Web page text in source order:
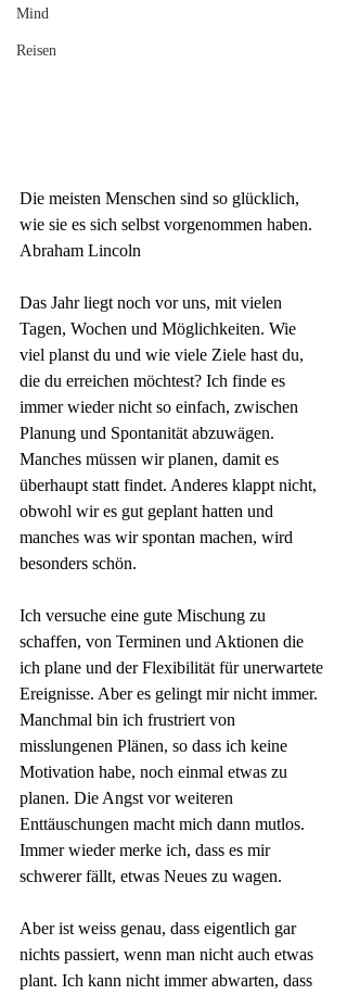
Mind
Reisen
Die meisten Menschen sind so glücklich,
wie sie es sich selbst vorgenommen haben.
Abraham Lincoln
Das Jahr liegt noch vor uns, mit vielen
Tagen, Wochen und Möglichkeiten. Wie
viel planst du und wie viele Ziele hast du,
die du erreichen möchtest? Ich finde es
immer wieder nicht so einfach, zwischen
Planung und Spontanität abzuwägen.
Manches müssen wir planen, damit es
überhaupt statt findet. Anderes klappt nicht,
obwohl wir es gut geplant hatten und
manches was wir spontan machen, wird
besonders schön.
Ich versuche eine gute Mischung zu
schaffen, von Terminen und Aktionen die
ich plane und der Flexibilität für unerwartete
Ereignisse. Aber es gelingt mir nicht immer.
Manchmal bin ich frustriert von
misslungenen Plänen, so dass ich keine
Motivation habe, noch einmal etwas zu
planen. Die Angst vor weiteren
Enttäuschungen macht mich dann mutlos.
Immer wieder merke ich, dass es mir
schwerer fällt, etwas Neues zu wagen.
Aber ist weiss genau, dass eigentlich gar
nichts passiert, wenn man nicht auch etwas
plant. Ich kann nicht immer abwarten, dass